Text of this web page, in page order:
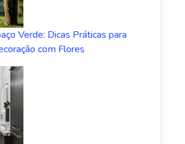
Verde: Dicas Práticas para
com Flores